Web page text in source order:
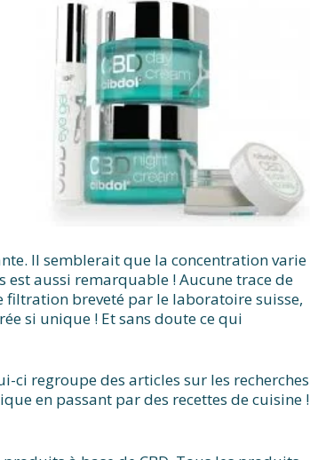
Il semblerait que la concentration varie
est aussi remarquable ! Aucune trace de
filtration breveté par le laboratoire suisse,
si unique ! Et sans doute ce qui
ci regroupe des articles sur les recherches
en passant par des recettes de cuisine !